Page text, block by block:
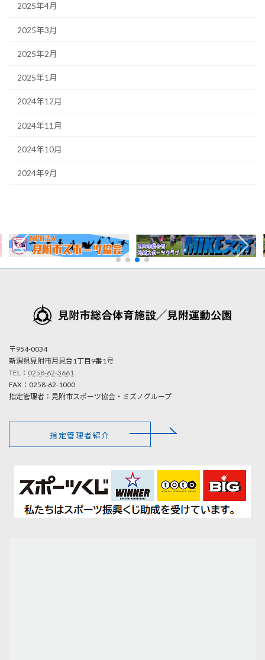
2025年4月
2025年3月
2025年2月
2025年1月
2024年12月
2024年11月
2024年10月
2024年9月
〒954-0034
新潟県見附市月見台1丁目9番1号
TEL： 0258-62-3661
FAX：0258-62-1000
指定管理者：見附市スポーツ協会・ミズノグループ
指定管理者紹介